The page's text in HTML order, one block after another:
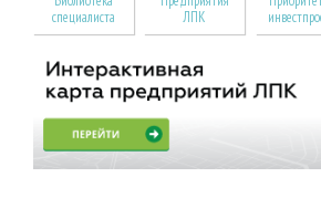
специалиста
ЛПК